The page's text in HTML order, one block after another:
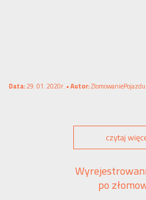
Data:29. 01. 2020r. •Autor:
czytaj
po